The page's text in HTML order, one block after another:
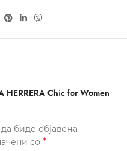
HERRERA Chic for Women
биде објавена.
со *